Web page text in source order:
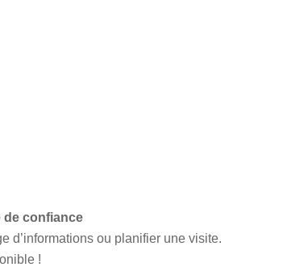
de confiance
d’informations ou planifier une visite.
!